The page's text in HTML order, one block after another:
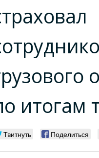
итогам
Твитнуть Поделиться